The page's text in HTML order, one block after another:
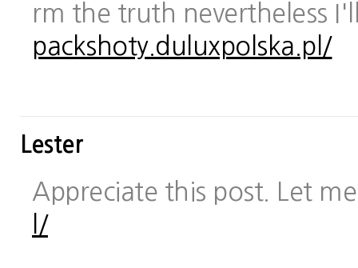
rm the truth nevertheless
packshoty.duluxpolska.pl/
Lester
Appreciate this post. Let
l/